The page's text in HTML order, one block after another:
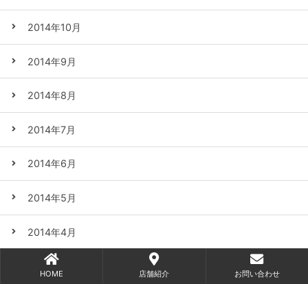
2014年10月
2014年9月
2014年8月
2014年7月
2014年6月
2014年5月
2014年4月
2014年3月
HOME 店舗紹介 お問い合わせ